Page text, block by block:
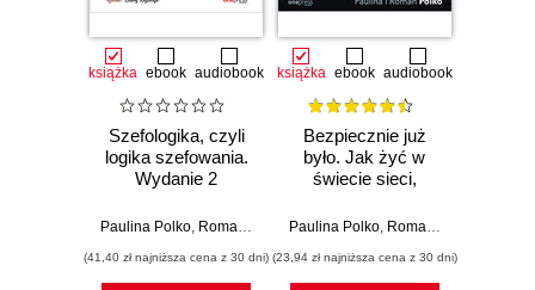
książka ebook audiobook
Szefologika, czyli
logika szefowania.
Wydanie 2
Paulina Polko, Roman Polko
(41,40 zł najniższa cena z 30 dni)
książka ebook audiobook
Bezpiecznie już
było. Jak żyć w
świecie sieci,
niepewności
Paulina Polko, Roman Polko
(23,94 zł najniższa cena z 30 dni)